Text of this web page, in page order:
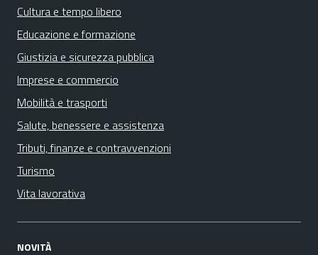
Cultura e tempo libero
Educazione e formazione
Giustizia e sicurezza pubblica
Imprese e commercio
Mobilità e trasporti
Salute, benessere e assistenza
Tributi, finanze e contravvenzioni
Turismo
Vita lavorativa
NOVITÀ